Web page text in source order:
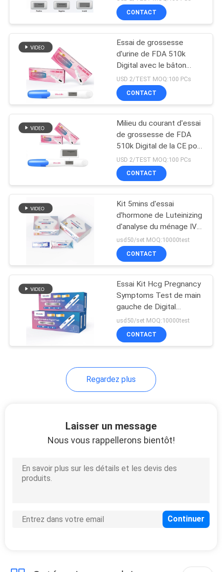
Essai de maladie
infectieuse
HCG normal
Main gauche
normale
Essai de
de FDA 510k
CONTACT
Essai de grossesse
d'urine de FDA 510k
Digital avec le bâton
rapide d'essai de
grossesse de Digital de
résultat
USD 2/TEST MOQ:100 PCs
CONTACT
Milieu du courant d'essai
de grossesse de FDA
510k Digital de la CE pour
le résultat d'essai rapide
USD 2/TEST MOQ:100 PCs
CONTACT
Kit 5mins d'essai
d'hormone de Luteinizing
d'analyse du ménage IVD
facile à obtenir enceinte
usd50/set MOQ:10000test
CONTACT
Essai Kit Hcg Pregnancy
Symptoms Test de main
gauche de Digital
d'ovulation de bâton de
réactif
usd50/set MOQ:10000test
CONTACT
Regardez plus
Laisser un message
Nous vous rappellerons bientôt!